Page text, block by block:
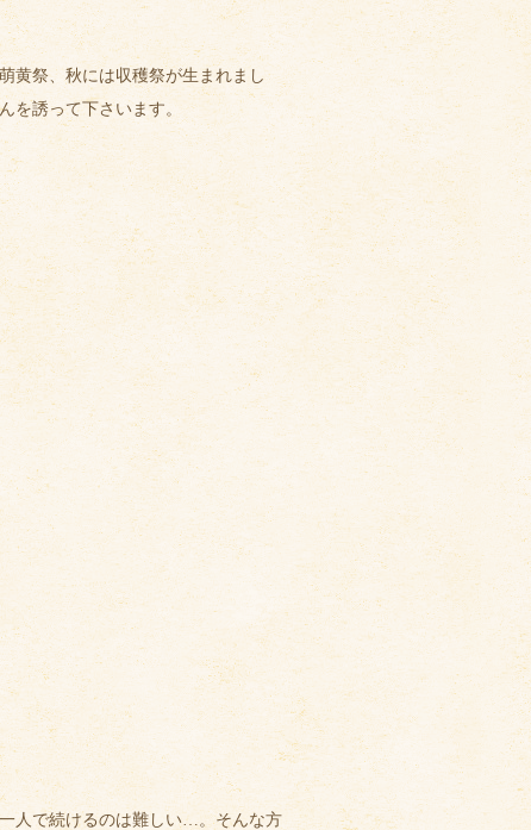
黄祭、秋には収穫祭が生まれまし
を誘って下さいます。
人で続けるのは難しい…。そんな方